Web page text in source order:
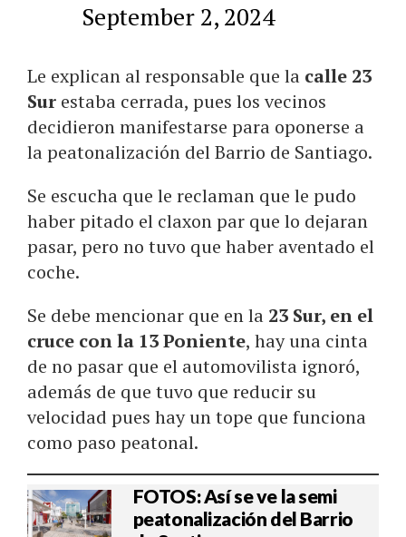
September 2, 2024
Le explican al responsable que la calle 23
Sur estaba cerrada, pues los vecinos
decidieron manifestarse para oponerse a
la peatonalización del Barrio de Santiago.
Se escucha que le reclaman que le pudo
haber pitado el claxon par que lo dejaran
pasar, pero no tuvo que haber aventado el
coche.
Se debe mencionar que en la 23 Sur, en el
cruce con la 13 Poniente, hay una cinta
de no pasar que el automovilista ignoró,
además de que tuvo que reducir su
velocidad pues hay un tope que funciona
como paso peatonal.
FOTOS: Así se ve la semi
peatonalización del Barrio